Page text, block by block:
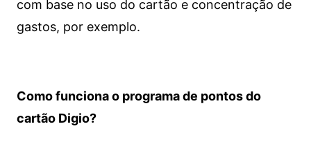
com base no uso do cartão e concentração de
gastos, por exemplo.
Como funciona o programa de pontos do
cartão Digio?